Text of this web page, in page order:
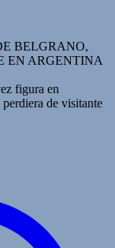
BELGRANO,
EN ARGENTINA
figura en
de visitante